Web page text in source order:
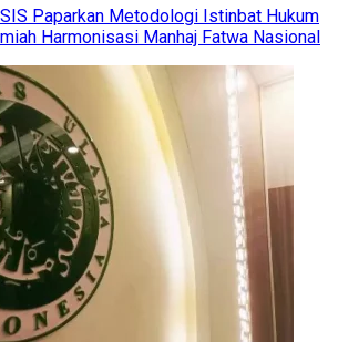
Paparkan Metodologi Istinbat Hukum
Harmonisasi Manhaj Fatwa Nasional